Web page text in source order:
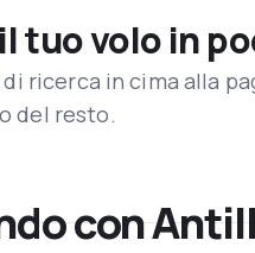
tuo volo in
ricerca in cima alla
del resto.
con